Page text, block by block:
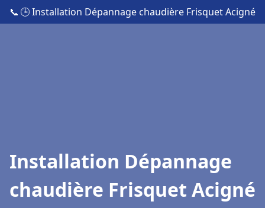
📞 🕒 Installation Dépannage chaudière Frisquet Acigné
Installation Dépannage
chaudière Frisquet Acigné